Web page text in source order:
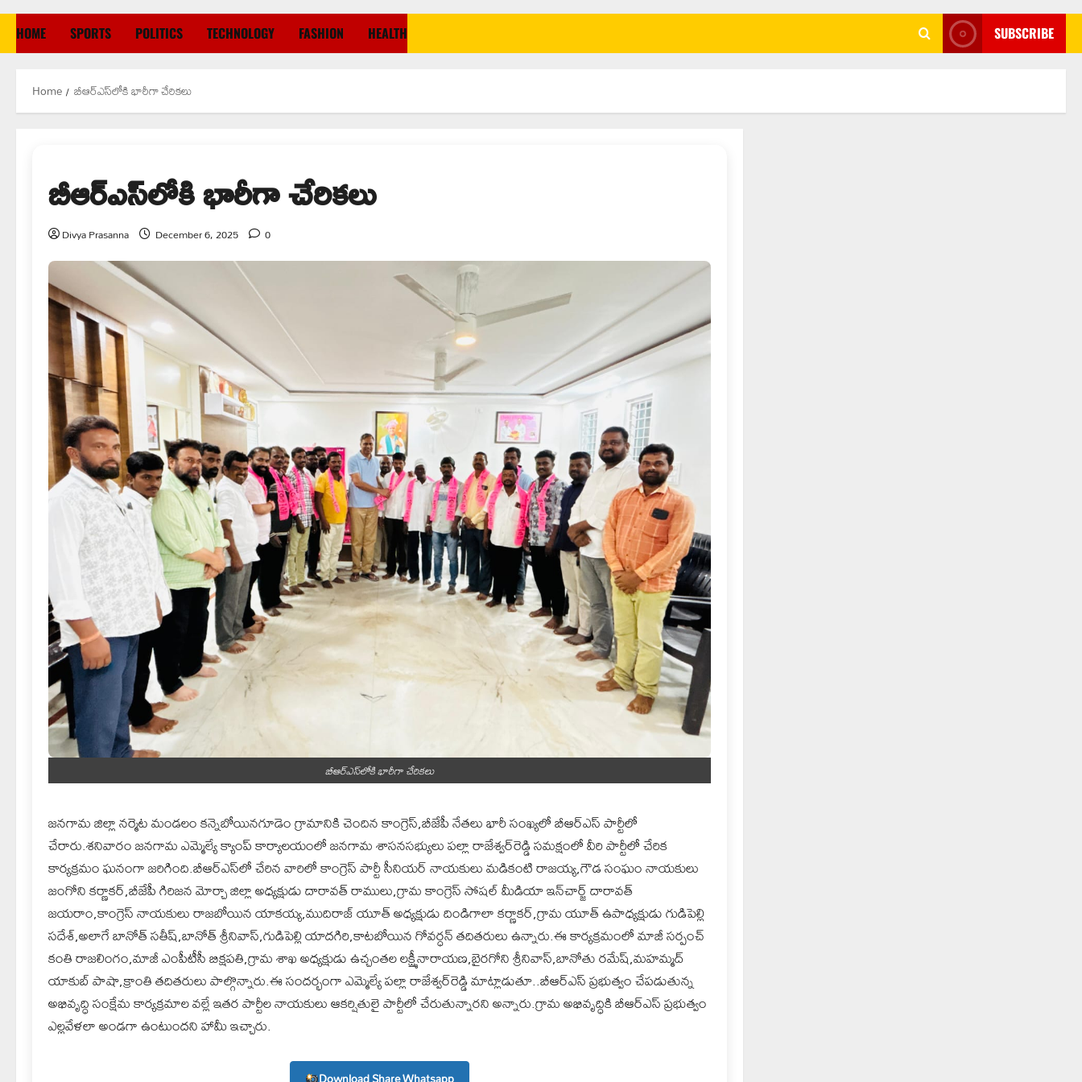
HOME SPORTS POLITICS TECHNOLOGY FASHION HEALTH SUBSCRIBE
Home బీఆర్‌ఎస్‌లోకి భారీగా చేరికలు
బీఆర్‌ఎస్‌లోకి భారీగా చేరికలు
Divya Prasanna December 6, 2025 0
బీఆర్‌ఎస్‌లోకి భారీగా చేరికలు
జనగామ జిల్లా నర్మెట మండలం కన్నెబోయినగూడెం గ్రామానికి చెందిన కాంగ్రెస్‌,బీజేపీ నేతలు భారీ సంఖ్యలో బీఆర్‌ఎస్ పార్టీలో
చేరారు.శనివారం జనగామ ఎమ్మెల్యే క్యాంప్ కార్యాలయంలో జనగామ శాసనసభ్యులు పల్లా రాజేశ్వర్‌రెడ్డి సమక్షంలో వీరి పార్టీలో చేరిక
కార్యక్రమం ఘనంగా జరిగింది.బీఆర్‌ఎస్‌లో చేరిన వారిలో కాంగ్రెస్ పార్టీ సీనియర్ నాయకులు మడికంటి రాజయ్య,గౌడ సంఘం నాయకులు
జంగోని కర్ణాకర్,బీజేపీ గిరిజన మోర్చా జిల్లా అధ్యక్షుడు దారావత్ రాములు,గ్రామ కాంగ్రెస్ సోషల్ మీడియా ఇన్‌చార్జ్ దారావత్
జయరాం,కాంగ్రెస్ నాయకులు రాజబోయిన యాకయ్య,ముదిరాజ్ యూత్ అధ్యక్షుడు దిండిగాలా కర్ణాకర్,గ్రామ యూత్ ఉపాధ్యక్షుడు గుడిపెల్లి
సదేశ్,అలాగే బానోత్ సతీష్,బానోత్ శ్రీనివాస్,గుడిపెల్లి యాదగిరి,కాటబోయిన గోవర్ధన్ తదితరులు ఉన్నారు.ఈ కార్యక్రమంలో మాజీ సర్పంచ్
కంతి రాజలింగం,మాజీ ఎంపీటీసీ బిక్షపతి,గ్రామ శాఖ అధ్యక్షుడు ఉచ్చంతల లక్ష్మీనారాయణ,బైరగోని శ్రీనివాస్,బానోతు రమేష్,మహమ్మద్
యాకుబ్ పాషా,క్రాంతి తదితరులు పాల్గొన్నారు.ఈ సందర్భంగా ఎమ్మెల్యే పల్లా రాజేశ్వర్‌రెడ్డి మాట్లాడుతూ..బీఆర్‌ఎస్ ప్రభుత్వం చేపడుతున్న
అభివృద్ధి సంక్షేమ కార్యక్రమాల వల్లే ఇతర పార్టీల నాయకులు ఆకర్షితులై పార్టీలో చేరుతున్నారని అన్నారు.గ్రామ అభివృద్ధికి బీఆర్‌ఎస్ ప్రభుత్వం
ఎల్లవేళలా అండగా ఉంటుందని హామీ ఇచ్చారు.